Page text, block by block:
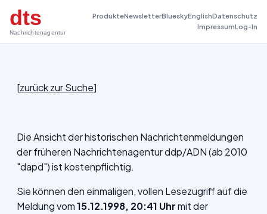
dts
Nachrichtenagentur
ProdukteNewsletterBlueskyEnglishDatenschutz
ImpressumLog-In
[zurück zur Suche]
Die Ansicht der historischen Nachrichtenmeldungen
der früheren Nachrichtenagentur ddp/ADN (ab 2010
"dapd") ist kostenpflichtig.
Sie können den einmaligen, vollen Lesezugriff auf die
Meldung vom15.12.1998, 20:41 Uhrmit der